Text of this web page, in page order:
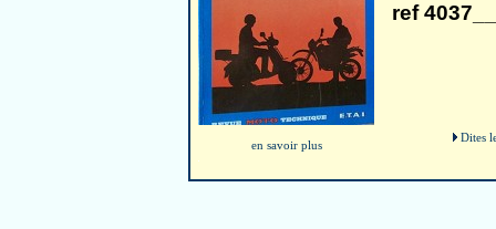
en savoir plus
ref
Dites